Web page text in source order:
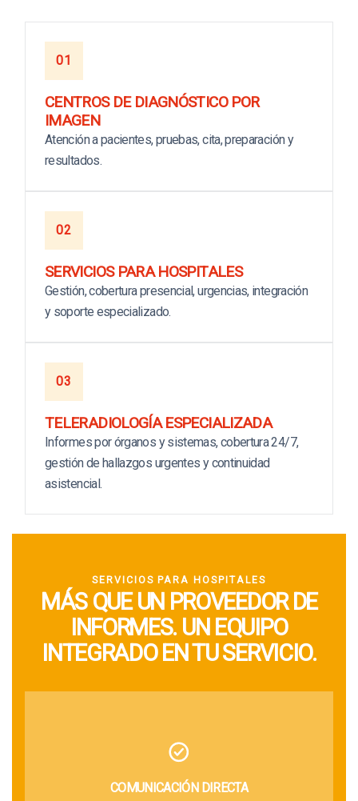
01
CENTROS DE DIAGNÓSTICO POR
IMAGEN
Atención a pacientes, pruebas, cita, preparación y
resultados.
02
SERVICIOS PARA HOSPITALES
Gestión, cobertura presencial, urgencias, integración
y soporte especializado.
03
TELERADIOLOGÍA ESPECIALIZADA
Informes por órganos y sistemas, cobertura 24/7,
gestión de hallazgos urgentes y continuidad
asistencial.
SERVICIOS PARA HOSPITALES
MÁS QUE UN PROVEEDOR DE
INFORMES. UN EQUIPO
INTEGRADO EN TU SERVICIO.
COMUNICACIÓN DIRECTA